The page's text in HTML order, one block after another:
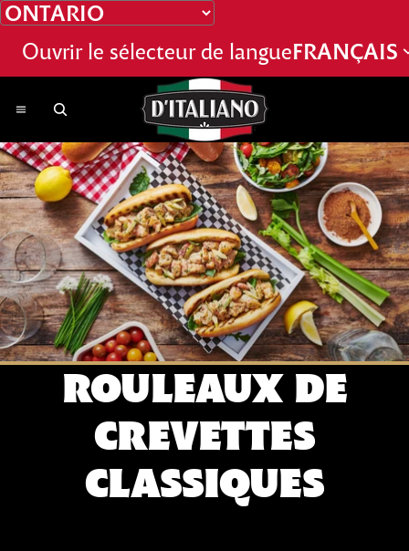
Ouvrir le sélecteur de langueFRANÇAIS
ROULEAUX DE
CREVETTES
CLASSIQUES